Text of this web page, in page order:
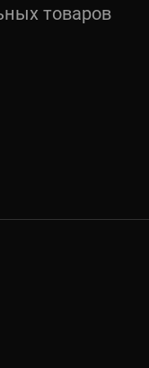
товаров